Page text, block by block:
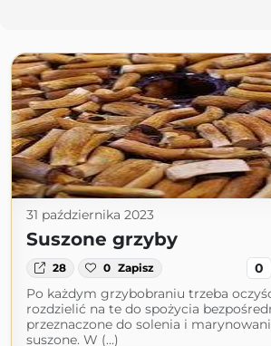
31 października 2023
Suszone grzyby
28 0 Zapisz 0
Po każdym grzybobraniu trzeba
rozdzielić na te do spożycia
przeznaczone do solenia i
suszone. W (...)